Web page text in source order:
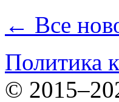
← Все
Политика
©